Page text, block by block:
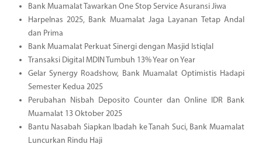
Bank Muamalat Tawarkan One Stop Service Asuransi Jiwa
Harpelnas 2025, Bank Muamalat Jaga Layanan Tetap Andal
dan Prima
Bank Muamalat Perkuat Sinergi dengan Masjid Istiqlal
Transaksi Digital MDIN Tumbuh 13% Year on Year
Gelar Synergy Roadshow, Bank Muamalat Optimistis Hadapi
Semester Kedua 2025
Perubahan Nisbah Deposito Counter dan Online IDR Bank
Muamalat 13 Oktober 2025
Bantu Nasabah Siapkan Ibadah ke Tanah Suci, Bank Muamalat
Luncurkan Rindu Haji